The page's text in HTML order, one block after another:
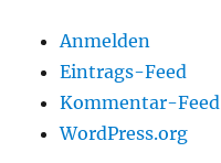
Anmelden
Eintrags-Feed
Kommentar-Feed
WordPress.org